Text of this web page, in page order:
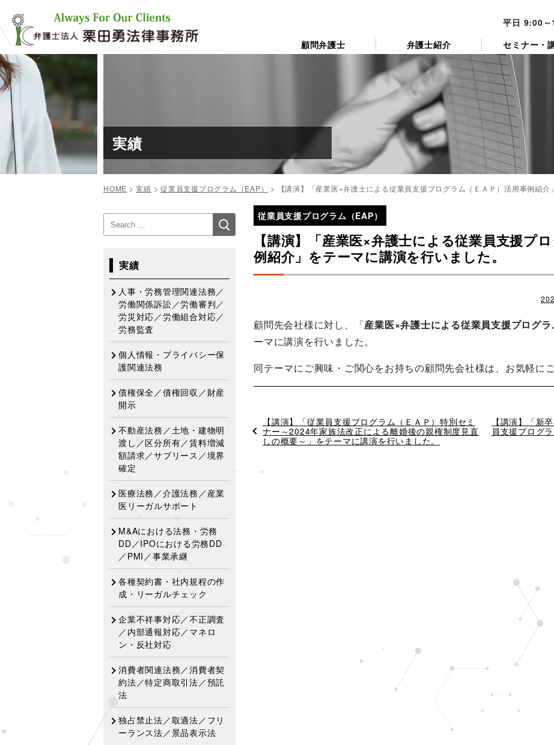
テ
ン
ツ
へ
ス
平日 9:00
顧問弁護士 弁護士紹介 セミナー・
実績
HOME >実績 > 従業員支援プログラム（EAP） > 【講演】「産業医×弁護士による従業員支援プログラム（ＥＡＰ）活用事例紹介
従業員支援プログラム（EAP）
【講演】「産業医×弁護士による従業員支援プ
例紹介」をテーマに講演を行いました。
顧問先会社様に対し、「産業医×弁護士による従業員支援プログ
ーマに講演を行いました。
同テーマにご興味・ご関心をお持ちの顧問先会社様は、お気軽にご
投
稿
ナ
ビ
ゲ
ョ
ン
過
去
の
【講演】「従業員支援プログラム（ＥＡＰ）特別セミ
ナー～2024年家族法改正による離婚後の親権制度見直
しの概要～」をテーマに講演を行いました。
次
の
【講演】「新
員支援プログ
検
索:
検
索
実績
人事・労務管理関連法務／
労働関係訴訟／労働審判／
労災対応／労働組合対応／
労務監査
個人情報・プライバシー保
護関連法務
債権保全／債権回収／財産
開示
不動産法務／土地・建物明
渡し／区分所有／賃料増減
額請求／サブリース／境界
確定
医療法務／介護法務／産業
医リーガルサポート
M&Aにおける法務・労務
DD／IPOにおける労務DD
／PMI／事業承継
各種契約書・社内規程の作
成・リーガルチェック
企業不祥事対応／不正調査
／内部通報対応／マネロ
ン・反社対応
消費者関連法務／消費者契
約法／特定商取引法／預託
法
独占禁止法／取適法／フリ
ーランス法／景品表示法